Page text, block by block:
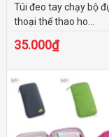
Túi đeo tay chạy bộ
thoại thể thao ho...
35.000₫